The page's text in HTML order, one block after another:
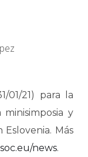
01/21) para la
y
Más
news.